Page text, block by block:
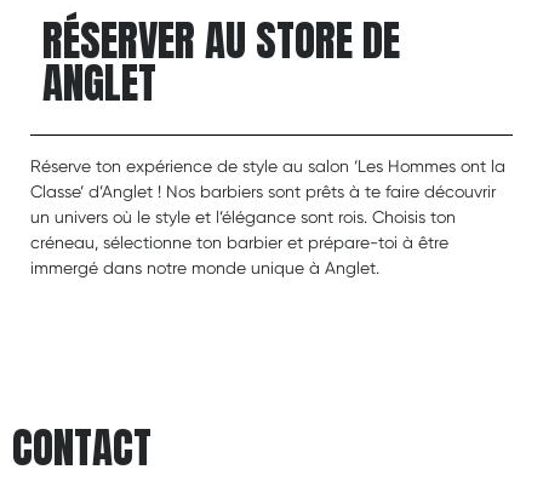
RÉSERVER AU STORE DE
ANGLET
Réserve ton expérience de style au salon ‘Les Hommes ont la
Classe’ d’Anglet ! Nos barbiers sont prêts à te faire découvrir
un univers où le style et l’élégance sont rois. Choisis ton
créneau, sélectionne ton barbier et prépare-toi à être
immergé dans notre monde unique à Anglet.
CONTACT